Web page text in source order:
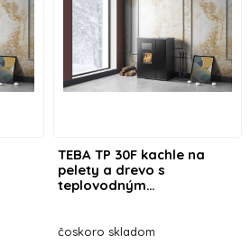
TEBA TP 30F kachle na
pelety a drevo s
teplovodným
čoskoro skladom